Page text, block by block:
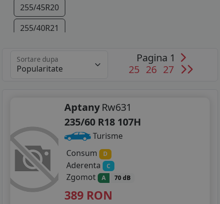
255/45R20
255/40R21
Sortare dupa
Pagina 1
25 26 27
Aptany Rw631
235/60 R18 107H
Turisme
Consum
D
Aderenta C
Zgomot A 70 dB
389 RON